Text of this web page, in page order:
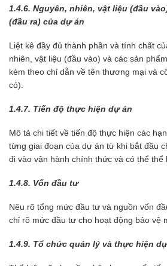
1.4.6. Nguyên, nhiên, vật liệu (đầu
(đầu ra) của dự án
Liệt kê đầy đủ thành phần và tính chất
nhiên, vật liệu (đầu vào) và các sản
kèm theo chỉ dẫn về tên thương mại và
có).
1.4.7. Tiến độ thực hiện dự án
Mô tả chi tiết về tiến độ thực hiện các
từng giai đoạn của dự án từ khi bắt đầu
đi vào vận hành chính thức và có thể thể
1.4.8. Vốn đầu tư
Nêu rõ tổng mức đầu tư và nguồn vốn
chỉ rõ mức đầu tư cho hoạt động bảo vệ
1.4.9. Tổ chức quản lý và thực hiện